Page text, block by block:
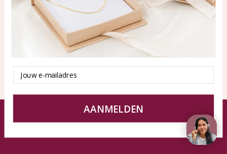
All products
New products
About
test
Tips en Advies
Duurzaamheid
© KAYA jewels webshop - a beautiful memory
Terms and Conditions Disclaimer Privacy policy Sitemap
Email
AANMELDEN